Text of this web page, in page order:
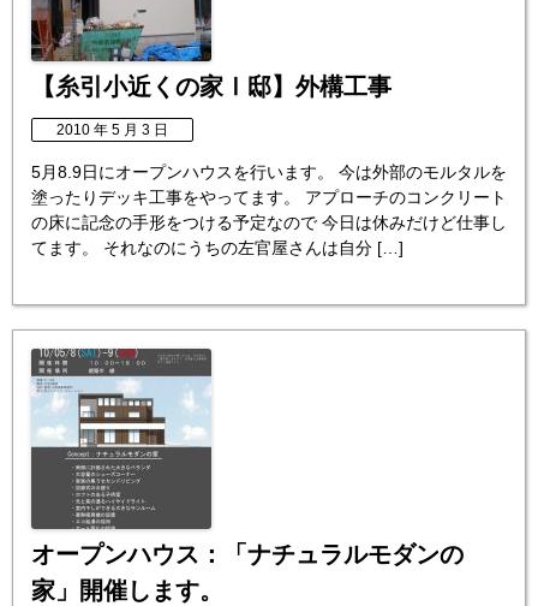
【糸引小近くの家Ⅰ邸】外構工事
2010 年 5 月 3 日
5月8.9日にオープンハウスを行います。 今は外部のモルタルを
塗ったりデッキ工事をやってます。 アプローチのコンクリート
の床に記念の手形をつける予定なので 今日は休みだけど仕事し
てます。 それなのにうちの左官屋さんは自分 […]
オープンハウス：「ナチュラルモダンの
家」開催します。